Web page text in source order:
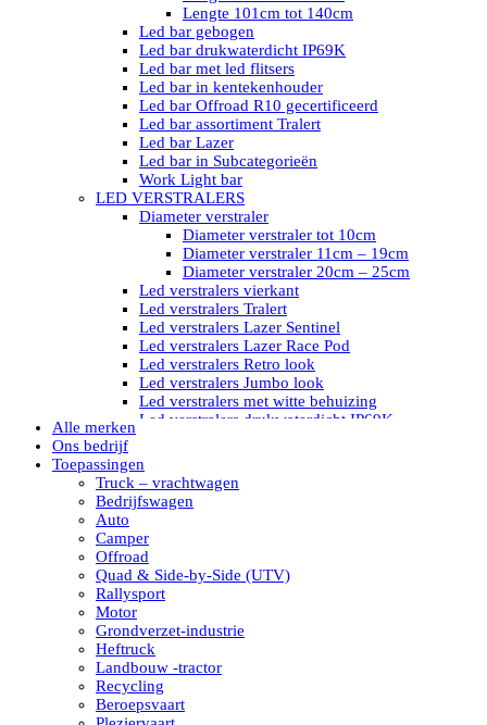
Lengte 101cm tot 140cm
Led bar gebogen
Led bar drukwaterdicht IP69K
Led bar met led flitsers
Led bar in kentekenhouder
Led bar Offroad R10 gecertificeerd
Led bar assortiment Tralert
Led bar Lazer
Led bar in Subcategorieën
Work Light bar
LED VERSTRALERS
Diameter verstraler
Diameter verstraler tot 10cm
Diameter verstraler 11cm – 19cm
Diameter verstraler 20cm – 25cm
Led verstralers vierkant
Led verstralers Tralert
Led verstralers Lazer Sentinel
Led verstralers Lazer Race Pod
Led verstralers Retro look
Led verstralers Jumbo look
Led verstralers met witte behuizing
Led verstralers drukwaterdicht IP69K
LED WERKLAMPEN
Model werklamp
Led werklamp vierkant
Led werklamp ovaal
Led werklamp kleur wit
Combinatie LED werklampen
Led achteruitrijverlichting
Led onderbouw achteruitrijlamp
Led werklamp industrieel
Led veiligheidsverlichting
Led werklamp tractor
Led werklamp ADR
Alle merken
Ons bedrijf
Toepassingen
Truck – vrachtwagen
Bedrijfswagen
Auto
Camper
Offroad
Quad & Side-by-Side (UTV)
Rallysport
Motor
Grondverzet-industrie
Heftruck
Landbouw -tractor
Recycling
Beroepsvaart